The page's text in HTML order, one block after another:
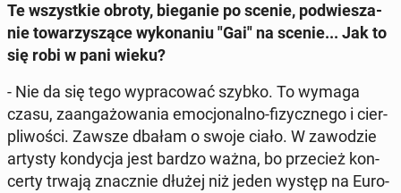
Te wszyst­kie obroty, bie­ga­nie po scenie, pod­wie­sza­
nie to­wa­rzy­szą­ce wy­ko­na­niu "Gai" na scenie... Jak to
się robi w pani wieku?
- Nie da się tego wy­pra­co­wać szybko. To wymaga
czasu, za­an­ga­żo­wa­nia emo­cjo­nal­no-fi­zycz­ne­go i cier­
pli­wo­ści. Zawsze dbałam o swoje ciało. W za­wo­dzie
artysty kon­dy­cja jest bardzo ważna, bo prze­cież kon­
cer­ty trwają znacz­nie dłużej niż jeden występ na Eu­ro­